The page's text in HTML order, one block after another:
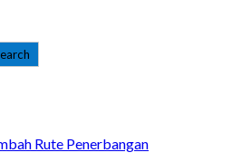
Rute Penerbangan